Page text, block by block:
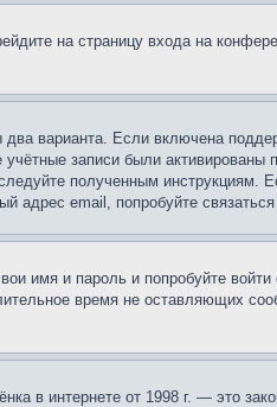
на страницу входа на
варианта. Если включена
записи были
полученным
адрес email, попробуйте
имя и пароль и попробуйте
время не оставляющих
в интернете от 1998 г. — это